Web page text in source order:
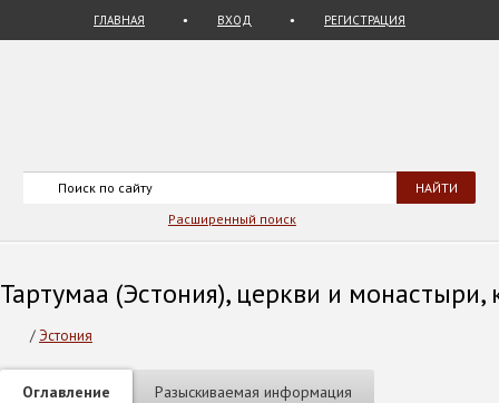
ГЛАВНАЯ ВХОД РЕГИСТРАЦИЯ
Расширенный поиск
Тартумаа (Эстония), церкви и монастыри,
/Эстония
Оглавление Разыскиваемая информация